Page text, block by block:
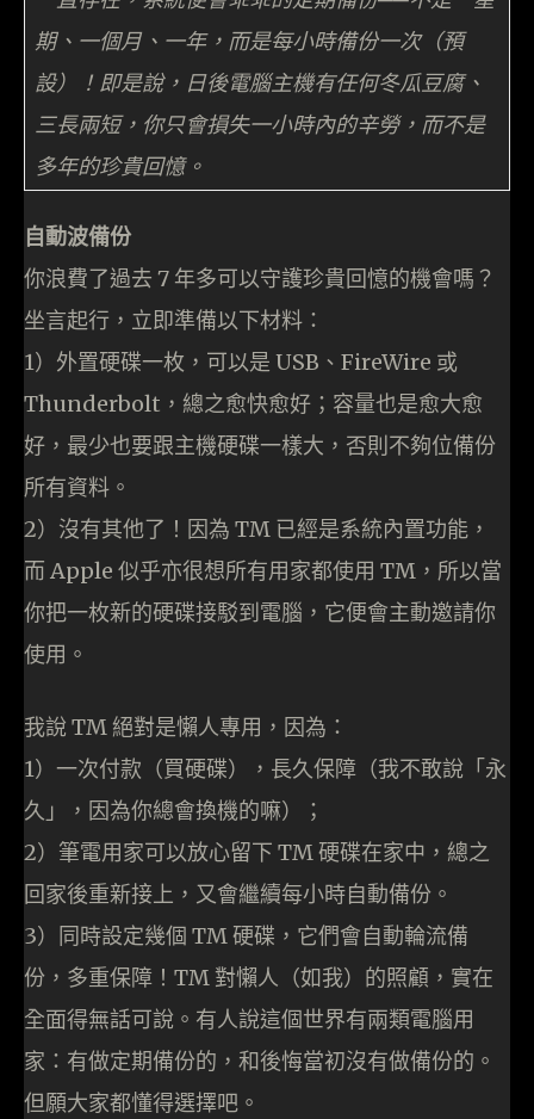
期、一個月、一年，而是每小時備份一次（預
設）！即是說，日後電腦主機有任何冬瓜豆腐、
三長兩短，你只會損失一小時內的辛勞，而不是
多年的珍貴回憶。
自動波備份
你浪費了過去 7 年多可以守護珍貴回憶的機會嗎？
坐言起行，立即準備以下材料：
1）外置硬碟一枚，可以是 USB、FireWire 或
Thunderbolt，總之愈快愈好；容量也是愈大愈
好，最少也要跟主機硬碟一樣大，否則不夠位備份
所有資料。
2）沒有其他了！因為 TM 已經是系統內置功能，
而 Apple 似乎亦很想所有用家都使用 TM，所以當
你把一枚新的硬碟接駁到電腦，它便會主動邀請你
使用。
我說 TM 絕對是懶人專用，因為：
1）一次付款（買硬碟），長久保障（我不敢說「永
久」，因為你總會換機的嘛）；
2）筆電用家可以放心留下 TM 硬碟在家中，總之
回家後重新接上，又會繼續每小時自動備份。
3）同時設定幾個 TM 硬碟，它們會自動輪流備
份，多重保障！TM 對懶人（如我）的照顧，實在
全面得無話可說。有人說這個世界有兩類電腦用
家：有做定期備份的，和後悔當初沒有做備份的。
但願大家都懂得選擇吧。